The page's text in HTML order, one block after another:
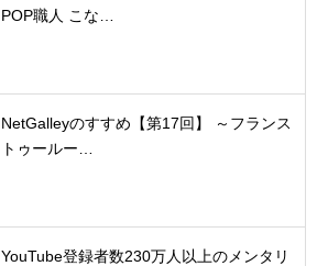
POP職人 こな…
NetGalleyのすすめ【第17回】 ～フランス
トゥールー…
YouTube登録者数230万人以上のメンタリ